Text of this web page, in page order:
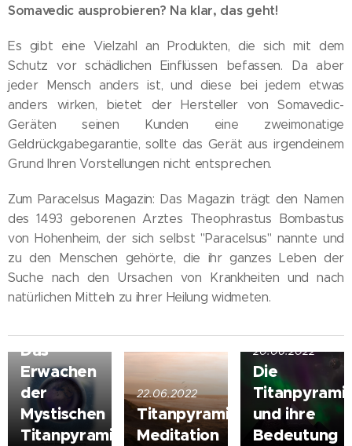
Somavedic ausprobieren? Na klar, das geht!
Es gibt eine Vielzahl an Produkten, die sich mit dem
Schutz vor schädlichen Einflüssen befassen. Da aber
jeder Mensch anders ist, und diese bei jedem etwas
anders wirken, bietet der Hersteller von Somavedic-
Geräten seinen Kunden eine zweimonatige
Geldrückgabegarantie, sollte das Gerät aus irgendeinem
Grund Ihren Vorstellungen nicht entsprechen.
Zum Paracelsus Magazin: Das Magazin trägt den Namen
des 1493 geborenen Arztes Theophrastus Bombastus
von Hohenheim, der sich selbst "Paracelsus" nannte und
zu den Menschen gehörte, die ihr ganzes Leben der
Suche nach den Ursachen von Krankheiten und nach
natürlichen Mitteln zu ihrer Heilung widmeten.
Das
Erwachen
der
Mystischen
Titanpyramiden
22.06.2022
Titanpyramide
Meditation
20.06.2022
Die
und ihre
Bedeutung